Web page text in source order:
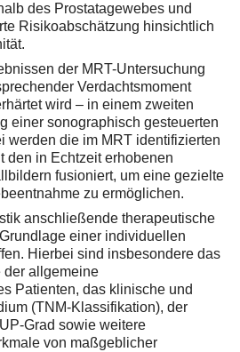
des Prostatagewebes und
Risikoabschätzung hinsichtlich
der MRT-Untersuchung
Verdachtsmoment
wird – in einem zweiten
einer sonographisch gesteuerten
werden die im MRT identifizierten
den in Echtzeit erhobenen
fusioniert, um eine gezielte
zu ermöglichen.
anschließende therapeutische
einer individuellen
Hierbei sind insbesondere das
der allgemeine
Patienten, das klinische und
(TNM-Klassifikation), der
Grad sowie weitere
von maßgeblicher